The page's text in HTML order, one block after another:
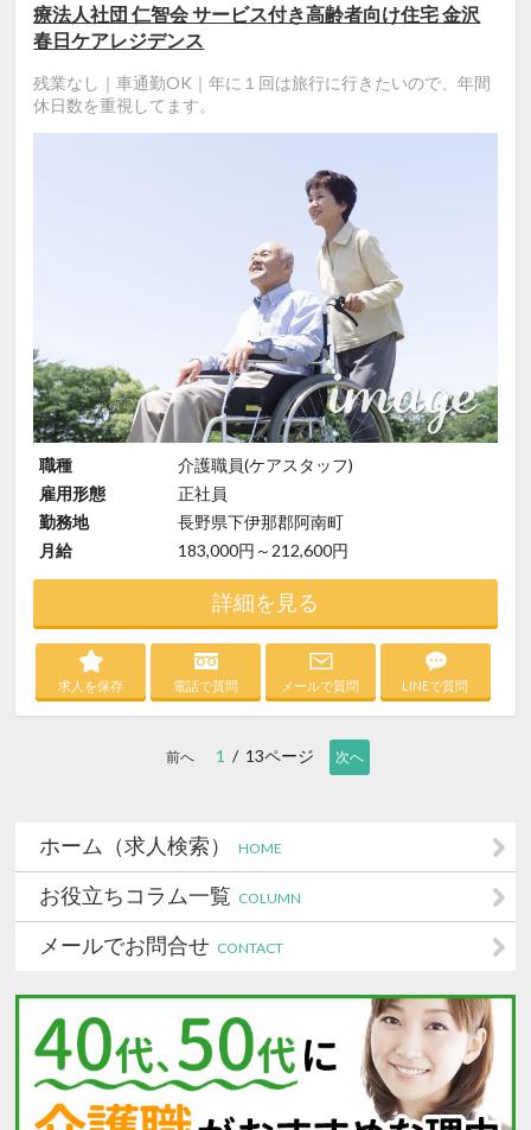
療法人社団 仁智会 サービス付き高齢者向け住宅 金沢
春日ケアレジデンス
残業なし｜車通勤OK｜年に１回は旅行に行きたいので、年間
休日数を重視してます。
職種
介護職員(ケアスタッフ)
雇用形態
正社員
勤務地
長野県下伊那郡阿南町
月給
183,000円～212,600円
詳細を見る
求人を保存 電話で質問 メールで質問 LINEで質問
前へ 1 / 13ページ 次へ
ホーム（求人検索）HOME
お役立ちコラム一覧 COLUMN
メールでお問合せ CONTACT